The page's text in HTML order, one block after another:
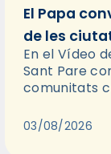
El Papa
de les
En el Vídeo
Sant Pare
comunitats
pregària, el…
03/08/2026